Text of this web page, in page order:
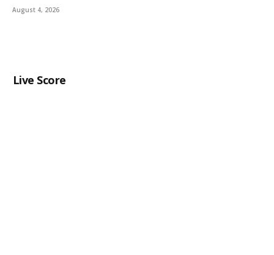
August 4, 2026
Live Score